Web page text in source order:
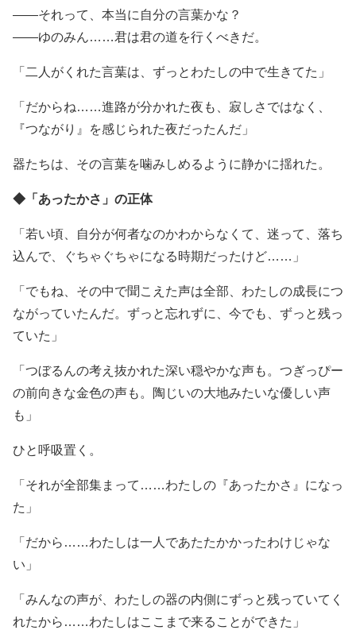
――それって、本当に自分の言葉かな？
――ゆのみん……君は君の道を行くべきだ。
「二人がくれた言葉は、ずっとわたしの中で生きてた」
「だからね……進路が分かれた夜も、寂しさではなく、
『つながり』を感じられた夜だったんだ」
器たちは、その言葉を噛みしめるように静かに揺れた。
◆「あったかさ」の正体
「若い頃、自分が何者なのかわからなくて、迷って、落ち
込んで、ぐちゃぐちゃになる時期だったけど……」
「でもね、その中で聞こえた声は全部、わたしの成長につ
ながっていたんだ。ずっと忘れずに、今でも、ずっと残っ
ていた」
「つぼるんの考え抜かれた深い穏やかな声も。つぎっぴー
の前向きな金色の声も。陶じいの大地みたいな優しい声
も」
ひと呼吸置く。
「それが全部集まって……わたしの『あったかさ』になっ
た」
「だから……わたしは一人であたたかかったわけじゃな
い」
「みんなの声が、わたしの器の内側にずっと残っていてく
れたから……わたしはここまで来ることができた」